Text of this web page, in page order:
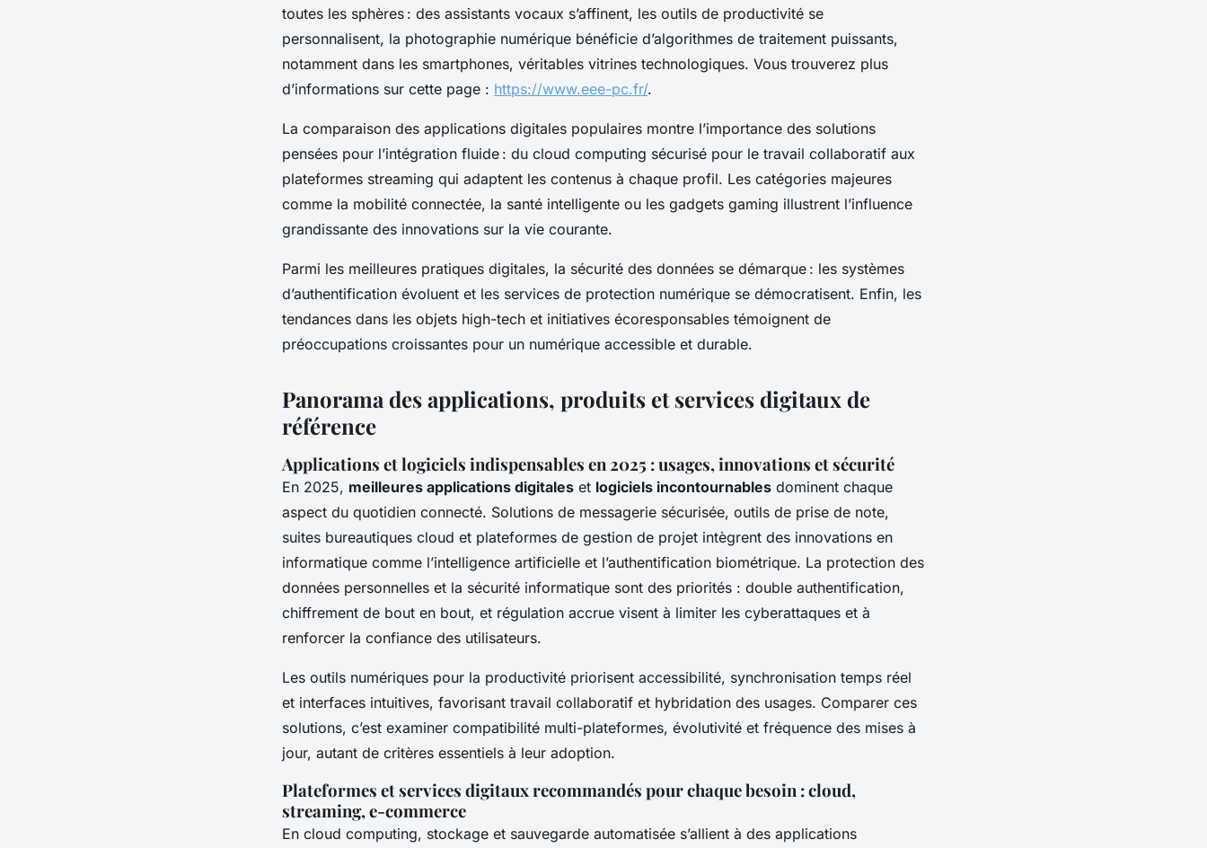
toutes les sphères : des assistants vocaux s’affinent, les outils de productivité se
personnalisent, la photographie numérique bénéficie d’algorithmes de traitement puissants,
notamment dans les smartphones, véritables vitrines technologiques. Vous trouverez plus
d’informations sur cette page : https://www.eee-pc.fr/.
La comparaison des applications digitales populaires montre l’importance des solutions
pensées pour l’intégration fluide : du cloud computing sécurisé pour le travail collaboratif aux
plateformes streaming qui adaptent les contenus à chaque profil. Les catégories majeures
comme la mobilité connectée, la santé intelligente ou les gadgets gaming illustrent l’influence
grandissante des innovations sur la vie courante.
Parmi les meilleures pratiques digitales, la sécurité des données se démarque : les systèmes
d’authentification évoluent et les services de protection numérique se démocratisent. Enfin, les
tendances dans les objets high-tech et initiatives écoresponsables témoignent de
préoccupations croissantes pour un numérique accessible et durable.
Panorama des applications, produits et services digitaux de
référence
Applications et logiciels indispensables en 2025 : usages, innovations et sécurité
En 2025, meilleures applications digitales et logiciels incontournables dominent chaque
aspect du quotidien connecté. Solutions de messagerie sécurisée, outils de prise de note,
suites bureautiques cloud et plateformes de gestion de projet intègrent des innovations en
informatique comme l’intelligence artificielle et l’authentification biométrique. La protection des
données personnelles et la sécurité informatique sont des priorités : double authentification,
chiffrement de bout en bout, et régulation accrue visent à limiter les cyberattaques et à
renforcer la confiance des utilisateurs.
Les outils numériques pour la productivité priorisent accessibilité, synchronisation temps réel
et interfaces intuitives, favorisant travail collaboratif et hybridation des usages. Comparer ces
solutions, c’est examiner compatibilité multi-plateformes, évolutivité et fréquence des mises à
jour, autant de critères essentiels à leur adoption.
Plateformes et services digitaux recommandés pour chaque besoin : cloud,
streaming, e-commerce
En cloud computing, stockage et sauvegarde automatisée s’allient à des applications